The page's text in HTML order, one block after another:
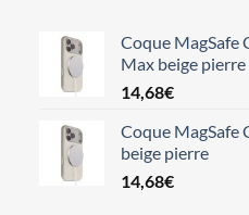
Coque MagSafe
Max beige pierre
14,68€
Coque MagSafe
beige pierre
14,68€